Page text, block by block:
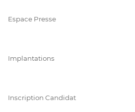
Espace Presse
Implantations
Inscription Candidat